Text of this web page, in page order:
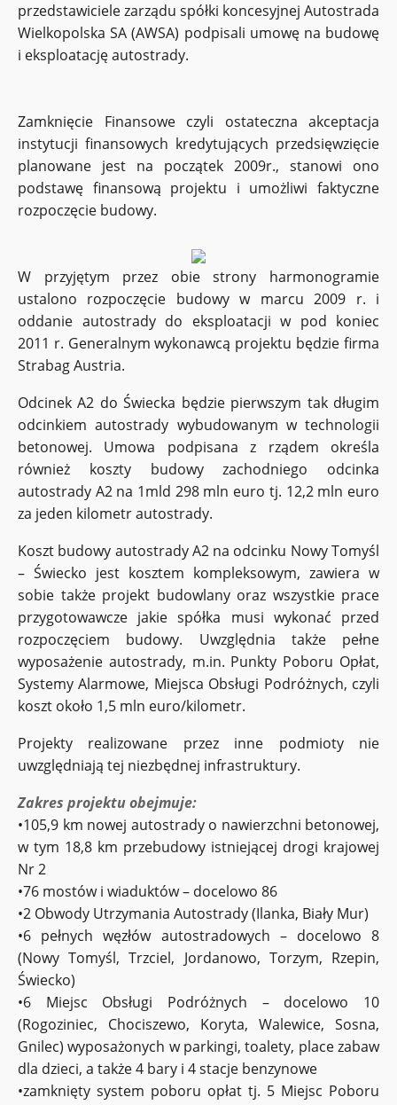
przedstawiciele zarządu spółki koncesyjnej Autostrada
Wielkopolska SA (AWSA) podpisali umowę na budowę
i eksploatację autostrady.
Zamknięcie Finansowe czyli ostateczna akceptacja
instytucji finansowych kredytujących przedsięwzięcie
planowane jest na początek 2009r., stanowi ono
podstawę finansową projektu i umożliwi faktyczne
rozpoczęcie budowy.
W przyjętym przez obie strony harmonogramie
ustalono rozpoczęcie budowy w marcu 2009 r. i
oddanie autostrady do eksploatacji w pod koniec
2011 r. Generalnym wykonawcą projektu będzie firma
Strabag Austria.
Odcinek A2 do Świecka będzie pierwszym tak długim
odcinkiem autostrady wybudowanym w technologii
betonowej. Umowa podpisana z rządem określa
również koszty budowy zachodniego odcinka
autostrady A2 na 1mld 298 mln euro tj. 12,2 mln euro
za jeden kilometr autostrady.
Koszt budowy autostrady A2 na odcinku Nowy Tomyśl
– Świecko jest kosztem kompleksowym, zawiera w
sobie także projekt budowlany oraz wszystkie prace
przygotowawcze jakie spółka musi wykonać przed
rozpoczęciem budowy. Uwzględnia także pełne
wyposażenie autostrady, m.in. Punkty Poboru Opłat,
Systemy Alarmowe, Miejsca Obsługi Podróżnych, czyli
koszt około 1,5 mln euro/kilometr.
Projekty realizowane przez inne podmioty nie
uwzględniają tej niezbędnej infrastruktury.
Zakres projektu obejmuje:
•105,9 km nowej autostrady o nawierzchni betonowej,
w tym 18,8 km przebudowy istniejącej drogi krajowej
Nr 2
•76 mostów i wiaduktów – docelowo 86
•2 Obwody Utrzymania Autostrady (Ilanka, Biały Mur)
•6 pełnych węzłów autostradowych – docelowo 8
(Nowy Tomyśl, Trzciel, Jordanowo, Torzym, Rzepin,
Świecko)
•6 Miejsc Obsługi Podróżnych – docelowo 10
(Rogoziniec, Chociszewo, Koryta, Walewice, Sosna,
Gnilec) wyposażonych w parkingi, toalety, place zabaw
dla dzieci, a także 4 bary i 4 stacje benzynowe
•zamknięty system poboru opłat tj. 5 Miejsc Poboru